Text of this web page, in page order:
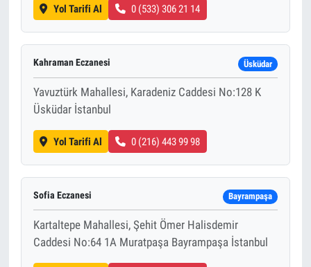
Yol Tarifi Al 0 (533) 306 21 14
Kahraman Eczanesi Üsküdar
Yavuztürk Mahallesi, Karadeniz Caddesi No:128 K
Üsküdar İstanbul
Yol Tarifi Al 0 (216) 443 99 98
Sofia Eczanesi Bayrampaşa
Kartaltepe Mahallesi, Şehit Ömer Halisdemir
Caddesi No:64 1A Muratpaşa Bayrampaşa İstanbul